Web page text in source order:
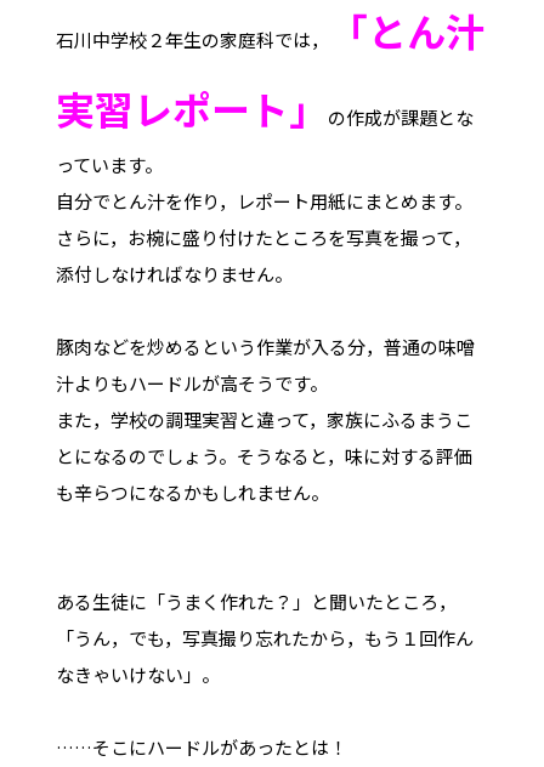
石川中学校２年生の家庭科では，
「とん汁
実習レポート」
の作成が課題とな
っています。
自分でとん汁を作り，レポート用紙にまとめます。
さらに，お椀に盛り付けたところを写真を撮って，
添付しなければなりません。
豚肉などを炒めるという作業が入る分，普通の味噌
汁よりもハードルが高そうです。
また，学校の調理実習と違って，家族にふるまうこ
とになるのでしょう。そうなると，味に対する評価
も辛らつになるかもしれません。
ある生徒に「うまく作れた？」と聞いたところ，
「うん，でも，写真撮り忘れたから，もう１回作ん
なきゃいけない」。
……そこにハードルがあったとは！